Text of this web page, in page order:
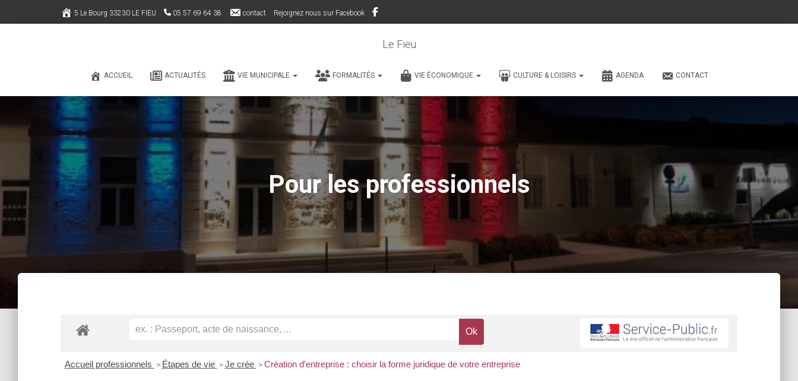
5 Le Bourg 33230 LE FIEU 05 57 69 64 38 contact Rejoignez nous sur Facebook
Le Fieu
ACCUEIL ACTUALITÉS VIE MUNICIPALE FORMALITÉS VIE ÉCONOMIQUE CULTURE & LOISIRS AGENDA CONTACT
Pour les professionnels
Accueil professionnels > Étapes de vie > Je crée > Création d'entreprise : choisir la forme juridique de votre entreprise